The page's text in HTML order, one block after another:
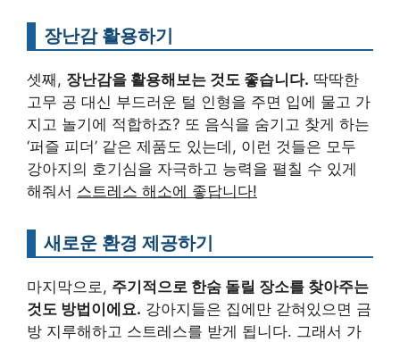
장난감 활용하기
셋째, 장난감을 활용해보는 것도 좋습니다. 딱딱한
고무 공 대신 부드러운 털 인형을 주면 입에 물고 가
지고 놀기에 적합하죠? 또 음식을 숨기고 찾게 하는
‘퍼즐 피더’ 같은 제품도 있는데, 이런 것들은 모두
강아지의 호기심을 자극하고 능력을 펼칠 수 있게
해줘서 스트레스 해소에 좋답니다!
새로운 환경 제공하기
마지막으로, 주기적으로 한숨 돌릴 장소를 찾아주는
것도 방법이에요. 강아지들은 집에만 갇혀있으면 금
방 지루해하고 스트레스를 받게 됩니다. 그래서 가